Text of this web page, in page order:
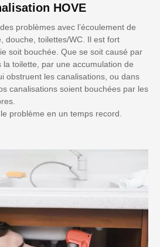
HOVE
problèmes avec l’écoulement de
douche, toilettes/WC. Il est fort
soit bouchée. Que se soit causé par
toilette, par une accumulation de
obstruent les canalisations, ou dans
canalisations soient bouchées par les
problème en un temps record.